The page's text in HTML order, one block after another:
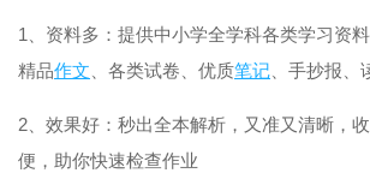
1、资料多：提供中小学全学科各类学习资料
精品作文 、各类试卷、优质笔记 、手抄报
2、效果好：秒出全本解析，又准又清晰，
便，助你快速检查作业